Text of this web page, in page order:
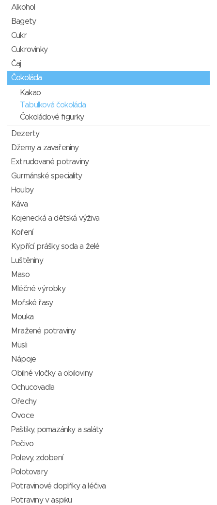
Alkohol
Bagety
Cukr
Cukrovinky
Čaj
Čokoláda
Kakao
Tabulková čokoláda
Čokoládové figurky
Dezerty
Džemy a zavařeniny
Extrudované potraviny
Gurmánské speciality
Houby
Káva
Kojenecká a dětská výživa
Koření
Kypřící prášky, soda a želé
Luštěniny
Maso
Mléčné výrobky
Mořské řasy
Mouka
Mražené potraviny
Müsli
Nápoje
Obilné vločky a obiloviny
Ochucovadla
Ořechy
Ovoce
Paštiky, pomazánky a saláty
Pečivo
Polevy, zdobení
Polotovary
Potravinové doplňky a léčiva
Potraviny v aspiku